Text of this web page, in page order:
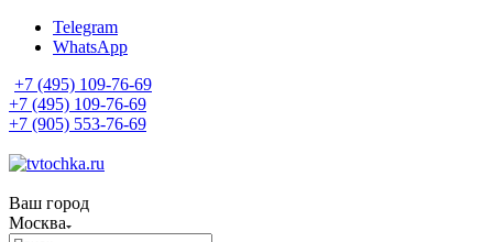
Telegram
WhatsApp
+7 (495) 109-76-69
+7 (495) 109-76-69
+7 (905) 553-76-69
Ваш город
Москва